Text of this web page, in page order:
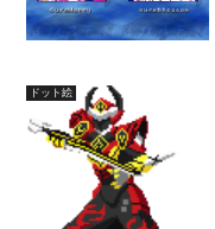
ドット絵